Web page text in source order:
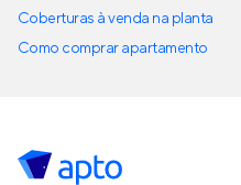
Coberturas à venda na planta
Como comprar apartamento